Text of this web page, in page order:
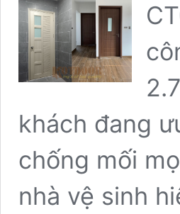
khách đang
chống mối
nhà vệ sinh